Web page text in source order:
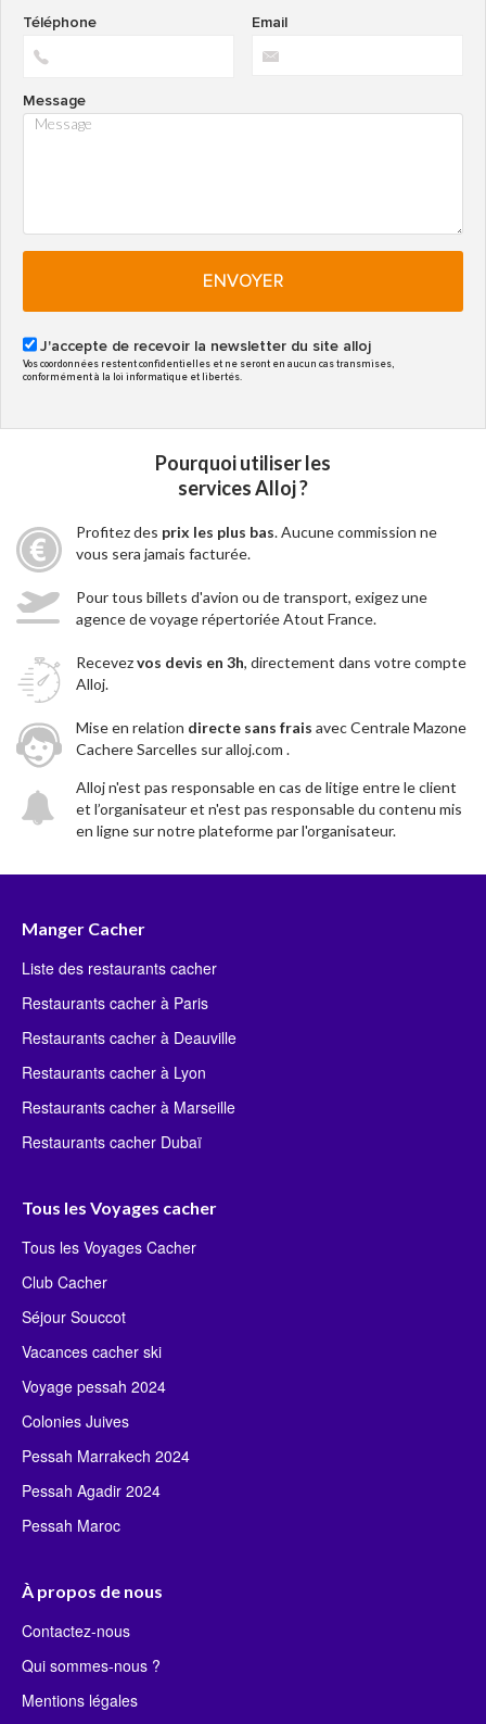
Email
Téléphone
Message
ENVOYER
J'accepte de recevoir la newsletter du site alloj
Vos coordonnées restent confidentielles et ne seront en aucun cas transmises,
conformément à la loi informatique et libertés.
Pourquoi utiliser les
services Alloj ?
Profitez des prix les plus bas. Aucune commission ne
vous sera jamais facturée.
Pour tous billets d'avion ou de transport, exigez une
agence de voyage répertoriée Atout France.
Recevezvos devis en 3h, directement dans votre compte
Alloj.
Mise en relation directe sans frais avec Centrale Mazone
Cachere Sarcelles sur alloj.com .
Alloj n'est pas responsable en cas de litige entre le client
et l’organisateur et n'est pas responsable du contenu mis
en ligne sur notre plateforme par l'organisateur.
Manger Cacher
Liste des restaurants cacher
Restaurants cacher à Paris
Restaurants cacher à Deauville
Restaurants cacher à Lyon
Restaurants cacher à Marseille
Restaurants cacher Dubaï
Tous les Voyages cacher
Tous les Voyages Cacher
Club Cacher
Séjour Souccot
Vacances cacher ski
Voyage pessah 2024
Colonies Juives
Pessah Marrakech 2024
Pessah Agadir 2024
Pessah Maroc
À propos de nous
Contactez-nous
Qui sommes-nous ?
Mentions légales